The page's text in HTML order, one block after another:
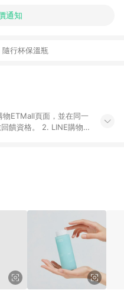
通知
隨行杯保溫瓶
ETMall頁面，並在同一
饋資格。 2. LINE購物
下類別商品，將無法獲
館商品。 4. 如取消訂
單如有使用東森購物
森幣、樂透金、東森現金
購物ETMall之結帳頁面
高回饋點數」機制(特
訂單中同一商品不論件數
設定的回饋機制為準。